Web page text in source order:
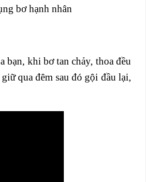
bơ hạnh nhân
bạn, khi bơ tan chảy, thoa đều
qua đêm sau đó gội đầu lại,